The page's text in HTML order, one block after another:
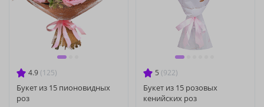
4.9 (125)
Букет из 15 пионовидных
роз
5 (922)
Букет из 15 розовых
кенийских роз